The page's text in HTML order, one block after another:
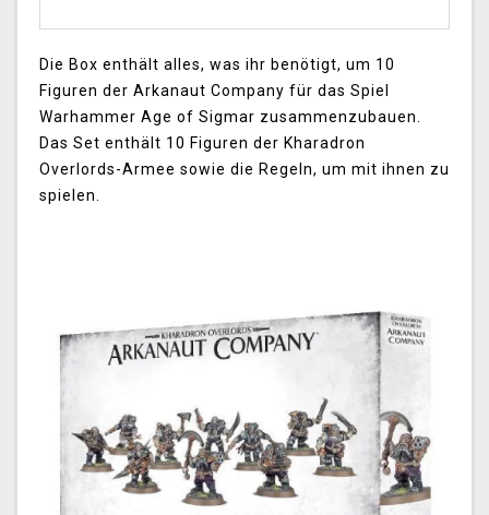
Die Box enthält alles, was ihr benötigt, um 10
Figuren der Arkanaut Company für das Spiel
Warhammer Age of Sigmar zusammenzubauen.
Das Set enthält 10 Figuren der Kharadron
Overlords-Armee sowie die Regeln, um mit ihnen zu
spielen.